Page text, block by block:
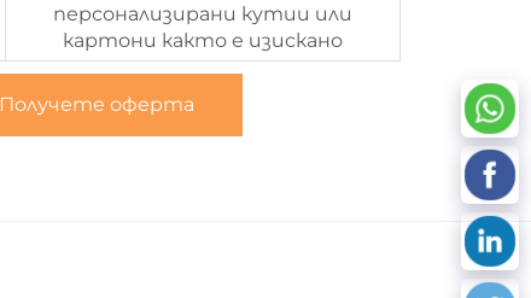
персонализирани кутии или
картони както е изискано
Получете оферта